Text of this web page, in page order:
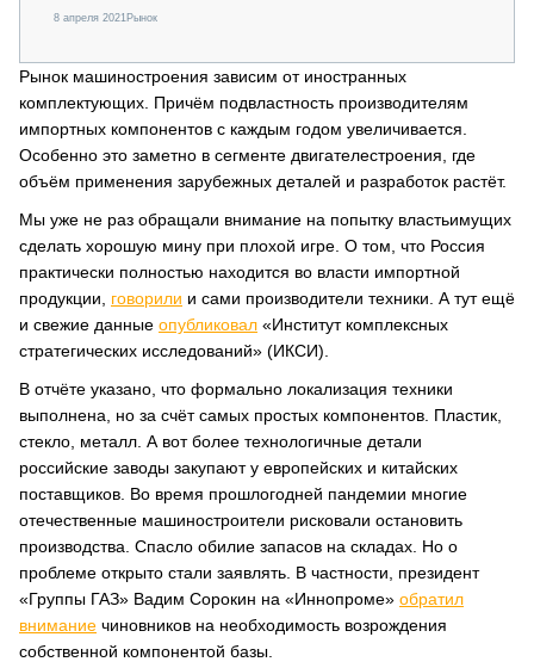
8 апреля 2021Рынок
Рынок машиностроения зависим от иностранных
комплектующих. Причём подвластность производителям
импортных компонентов с каждым годом увеличивается.
Особенно это заметно в сегменте двигателестроения, где
объём применения зарубежных деталей и разработок растёт.
Мы уже не раз обращали внимание на попытку властьимущих
сделать хорошую мину при плохой игре. О том, что Россия
практически полностью находится во власти импортной
продукции, говорили и сами производители техники. А тут ещё
и свежие данные опубликовал «Институт комплексных
стратегических исследований» (ИКСИ).
В отчёте указано, что формально локализация техники
выполнена, но за счёт самых простых компонентов. Пластик,
стекло, металл. А вот более технологичные детали
российские заводы закупают у европейских и китайских
поставщиков. Во время прошлогодней пандемии многие
отечественные машиностроители рисковали остановить
производства. Спасло обилие запасов на складах. Но о
проблеме открыто стали заявлять. В частности, президент
«Группы ГАЗ» Вадим Сорокин на «Иннопроме» обратил
внимание чиновников на необходимость возрождения
собственной компонентой базы.